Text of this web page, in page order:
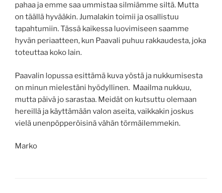
pahaa ja emme saa ummistaa silmiämme siltä. Mutta
on täällä hyvääkin. Jumalakin toimii ja osallistuu
tapahtumiin. Tässä kaikessa luovimiseen saamme
hyvän periaatteen, kun Paavali puhuu rakkaudesta, joka
toteuttaa koko lain.
Paavalin lopussa esittämä kuva yöstä ja nukkumisesta
on minun mielestäni hyödyllinen. Maailma nukkuu,
mutta päivä jo sarastaa. Meidät on kutsuttu olemaan
hereillä ja käyttämään valon aseita, vaikkakin joskus
vielä unenpöpperöisinä vähän törmäilemmekin.
Marko